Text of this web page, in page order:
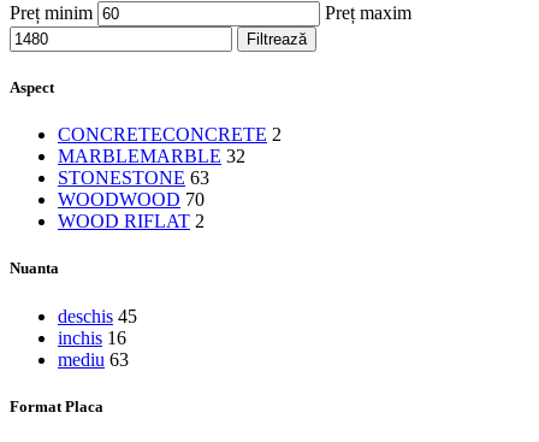
Preț minim Preț maxim
Filtrează
Aspect
CONCRETECONCRETE 2
MARBLEMARBLE 32
STONESTONE 63
WOODWOOD 70
WOOD RIFLAT 2
Nuanta
deschis 45
inchis 16
mediu 63
Format Placa